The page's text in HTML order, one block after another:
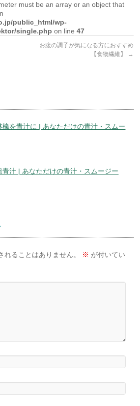
must be an array or an object that
public_html/wp-
single.php on line47
お腹の調子が気になる方におすすめ
【食物繊維】
→
檎を青汁に | あなただけの青汁・スムー
汁 | あなただけの青汁・スムージー
れることはありません。 ※ が付いてい